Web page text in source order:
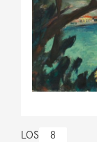
LOS 8